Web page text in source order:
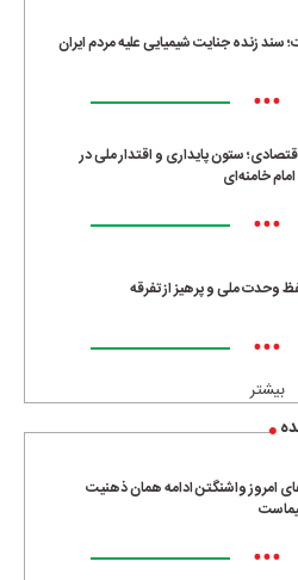
زنده جنایت شیمیایی علیه مردم ایران
•••
ستون پایداری و اقتدار ملی در
خامنه‌ای
•••
وحدت ملی و پرهیز از تفرقه
•••
بیشتر
امروز واشنگتن ادامه همان ذهنیت
•••